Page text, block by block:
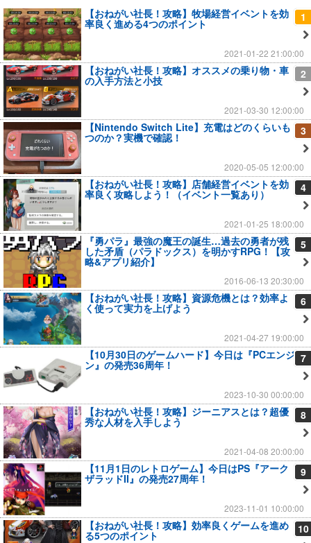
1
【おねがい社長！攻略】牧場経営イベントを効
率良く進める4つのポイント
2021-01-22 21:00:00
2
【おねがい社長！攻略】オススメの乗り物・車
の入手方法と小技
2021-03-30 12:00:00
3
【Nintendo Switch Lite】充電はどのくらいも
つのか？実機で確認！
2020-05-05 12:00:00
4
【おねがい社長！攻略】店舗経営イベントを効
率良く攻略しよう！（イベント一覧あり）
2021-01-25 18:00:00
5
『勇パラ』最強の魔王の誕生…過去の勇者が残
した矛盾（パラドックス）を明かすRPG！【攻
略&アプリ紹介】
2016-06-13 20:30:00
6
【おねがい社長！攻略】資源危機とは？効率よ
く使って実力を上げよう
2021-04-27 19:00:00
7
【10月30日のゲームハード】今日は『PCエンジ
ン』の発売36周年！
2023-10-30 00:00:00
8
【おねがい社長！攻略】ジーニアスとは？超優
秀な人材を入手しよう
2021-04-08 20:00:00
9
【11月1日のレトロゲーム】今日はPS『アーク
ザラッドII』の発売27周年！
2023-11-01 10:00:00
10
【おねがい社長！攻略】効率良くゲームを進め
る5つのポイント